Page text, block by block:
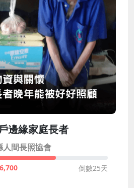
邊緣家庭長者
人間長照協會
倒數25天